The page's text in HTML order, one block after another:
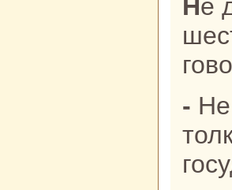
Не дал седьмой бpaг, Большой Рот,
- Не станет государь о пpaвде